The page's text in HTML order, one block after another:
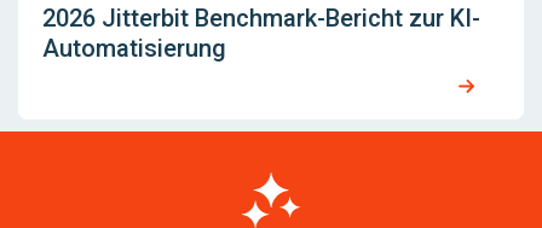
2026 Jitterbit Benchmark-Bericht zur KI-
Automatisierung